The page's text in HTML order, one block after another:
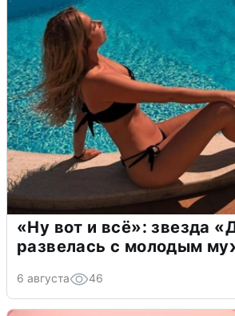
«Ну вот и всё»: звезда
развелась с молодым
6 августа 46